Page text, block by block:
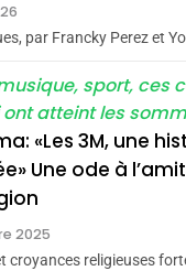
«Tu dis
guerre»: La
chanson de
ISRAÉL JUDAISME
par Francky Perez et
sport, ces
atteint les
«Les 3M, une
Une ode à
2025
croyances religieuses
meurtrière
FIÈRE, DIGNE ET
POURQUOI JE
MA JUDAÏTE
Zrihen-Dvir
ISRAÉL